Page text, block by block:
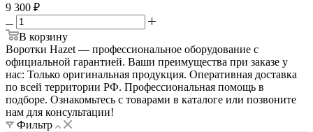
9 300 ₽
В корзину
Воротки Hazet — профессиональное оборудование с
официальной гарантией. Ваши преимущества при заказе у
нас: Только оригинальная продукция. Оперативная доставка
по всей территории РФ. Профессиональная помощь в
подборе. Ознакомьтесь с товарами в каталоге или позвоните
нам для консультации!
Фильтр